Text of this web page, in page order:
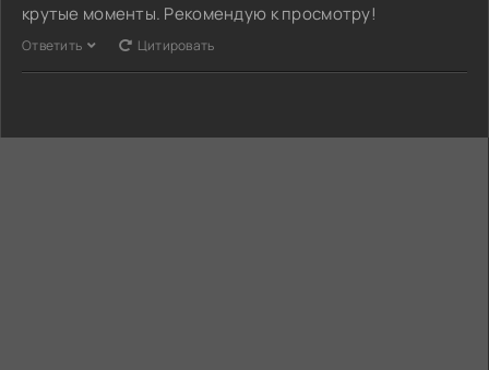
крутые моменты. Рекомендую к просмотру!
Ответить Цитировать